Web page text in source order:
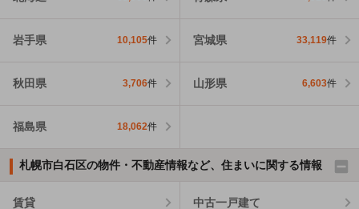
岩手県 10,105件 宮城県 33,119件
秋田県 3,706件 山形県 6,603件
福島県 18,062件
札幌市白石区の物件・不動産情報など、住まいに関する情報
賃貸 中古一戸建て